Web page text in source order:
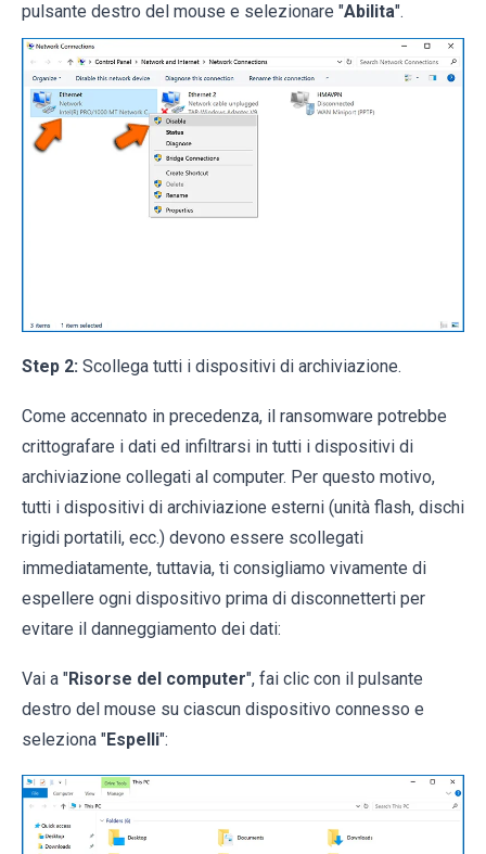
pulsante destro del mouse e selezionare "Abilita".
Step 2: Scollega tutti i dispositivi di archiviazione.
Come accennato in precedenza, il ransomware potrebbe
crittografare i dati ed infiltrarsi in tutti i dispositivi di
archiviazione collegati al computer. Per questo motivo,
tutti i dispositivi di archiviazione esterni (unità flash, dischi
rigidi portatili, ecc.) devono essere scollegati
immediatamente, tuttavia, ti consigliamo vivamente di
espellere ogni dispositivo prima di disconnetterti per
evitare il danneggiamento dei dati:
Vai a "Risorse del computer", fai clic con il pulsante
destro del mouse su ciascun dispositivo connesso e
seleziona "Espelli":